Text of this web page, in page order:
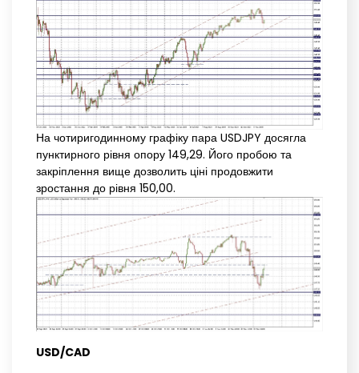
На чотиригодинному графіку пара USDJPY досягла
пунктирного рівня опору 149,29. Його пробою та
закріплення вище дозволить ціні продовжити
зростання до рівня 150,00.
USD/CAD